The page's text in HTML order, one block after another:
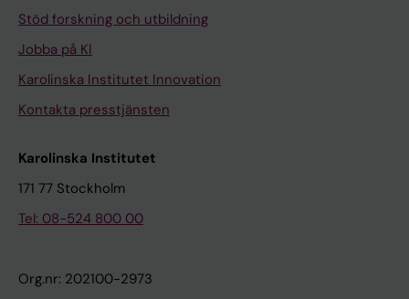
Stöd forskning och utbildning
Jobba på KI
Karolinska Institutet Innovation
Kontakta presstjänsten
Karolinska Institutet
171 77 Stockholm
Tel: 08-524 800 00
Org.nr: 202100-2973